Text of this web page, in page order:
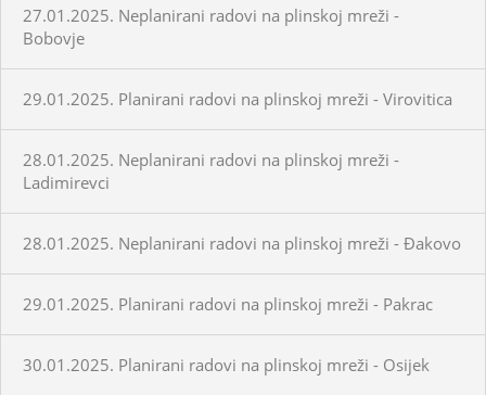
27.01.2025. Neplanirani radovi na plinskoj mreži -
Bobovje
29.01.2025. Planirani radovi na plinskoj mreži - Virovitica
28.01.2025. Neplanirani radovi na plinskoj mreži -
Ladimirevci
28.01.2025. Neplanirani radovi na plinskoj mreži - Đakovo
29.01.2025. Planirani radovi na plinskoj mreži - Pakrac
30.01.2025. Planirani radovi na plinskoj mreži - Osijek